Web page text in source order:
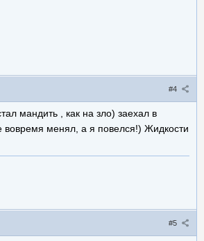
#4
мандить , как на зло) заехал в
вовремя менял, а я повелся!) Жидкости
#5